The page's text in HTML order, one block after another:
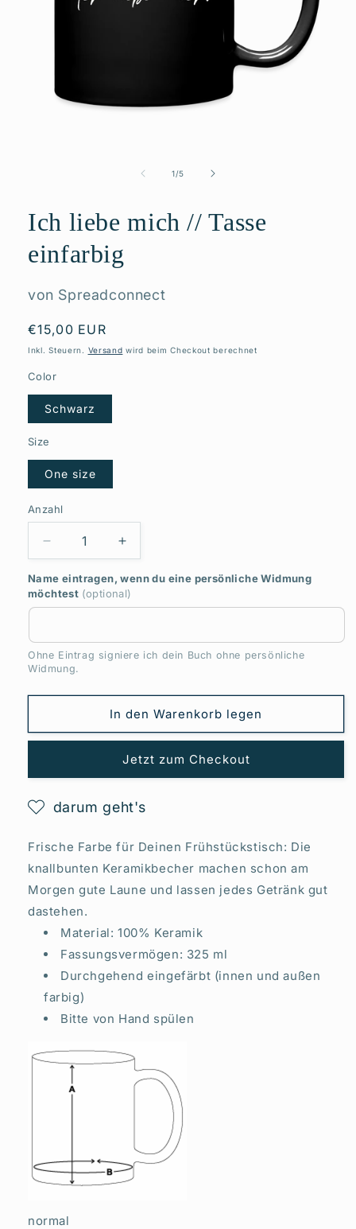
1/von
5
Ich liebe mich // Tasse
einfarbig
von Spreadconnect
Normaler
Preis
€15,00 EUR
Inkl. Steuern. Versand wird beim Checkout berechnet
Color
Schwarz
Size
One size
Anzahl
Anzahl
Verringere
die
Menge
für
mich
//
einfarbig
Erhöhe
die
Menge
für
mich
einfarbig
Name eintragen, wenn du eine persönliche Widmung
möchtest (optional)
Ohne Eintrag signiere ich dein Buch ohne persönliche
Widmung.
In den Warenkorb legen
Jetzt zum Checkout
darum geht's
Frische Farbe für Deinen Frühstückstisch: Die
knallbunten Keramikbecher machen schon am
Morgen gute Laune und lassen jedes Getränk gut
dastehen.
Material: 100% Keramik
Fassungsvermögen: 325 ml
Durchgehend eingefärbt (innen und außen
farbig)
Bitte von Hand spülen
normal